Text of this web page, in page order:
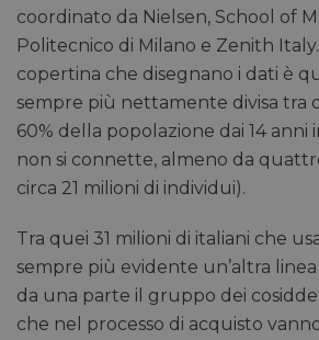
coordinato da Nielsen, School of
Politecnico di Milano e Zenith Italy.
copertina che disegnano i dati è
sempre più nettamente divisa tra
60% della popolazione dai 14 anni
non si connette, almeno da
circa 21 milioni di individui).
Tra quei 31 milioni di italiani che
sempre più evidente un’altra
da una parte il gruppo dei
che nel processo di acquisto